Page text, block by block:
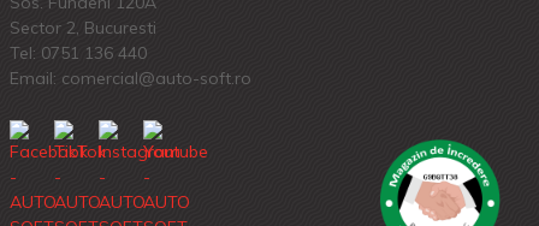
Sector 2, Bucuresti
Tel: 0751 136 440
Email: comercial@auto-soft.ro